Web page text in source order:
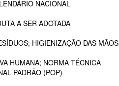
NACIONAL
A SER ADOTADA
HIGIENIZAÇÃO DAS MÃOS
HUMANA; NORMA TÉCNICA
PADRÃO (POP)